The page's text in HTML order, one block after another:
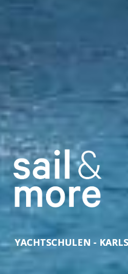
YACHTSCHULEN -